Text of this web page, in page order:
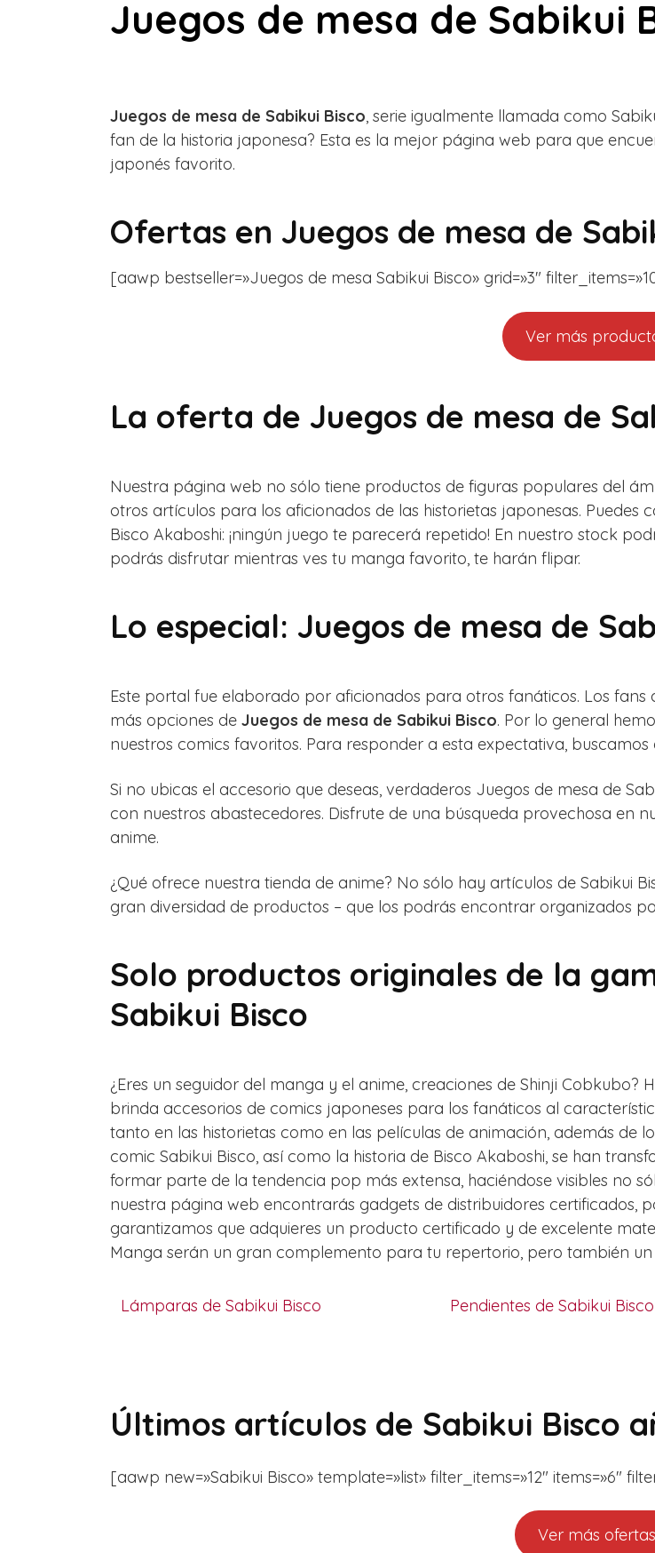
Juegos de mesa de Sabikui
Juegos de mesa de Sabikui Bisco, serie igualmente llamada como
fan de la historia japonesa? Esta es la mejor página web para que
japonés favorito.
Ofertas en Juegos de mesa de
[aawp bestseller=»Juegos de mesa Sabikui Bisco» grid=»3″
Ver más
La oferta de Juegos de mesa de
Nuestra página web no sólo tiene productos de figuras populares del
otros artículos para los aficionados de las historietas japonesas. Puedes
Bisco Akaboshi: ¡ningún juego te parecerá repetido! En nuestro stock
podrás disfrutar mientras ves tu manga favorito, te harán flipar.
Lo especial: Juegos de mesa de
Este portal fue elaborado por aficionados para otros fanáticos. Los
más opciones de Juegos de mesa de Sabikui Bisco. Por lo general
nuestros comics favoritos. Para responder a esta expectativa,
Si no ubicas el accesorio que deseas, verdaderos Juegos de mesa de
con nuestros abastecedores. Disfrute de una búsqueda provechosa en
anime.
¿Qué ofrece nuestra tienda de anime? No sólo hay artículos de Sabikui
gran diversidad de productos – que los podrás encontrar organizados
Solo productos originales de la
Sabikui Bisco
¿Eres un seguidor del manga y el anime, creaciones de Shinji
brinda accesorios de comics japoneses para los fanáticos al
tanto en las historietas como en las películas de animación, además de
comic Sabikui Bisco, así como la historia de Bisco Akaboshi, se han
formar parte de la tendencia pop más extensa, haciéndose visibles no
nuestra página web encontrarás gadgets de distribuidores certificados,
garantizamos que adquieres un producto certificado y de excelente
Manga serán un gran complemento para tu repertorio, pero también
Lámparas de Sabikui Bisco Pendientes de Sabikui Bisco
Últimos artículos de Sabikui Bisco
[aawp new=»Sabikui Bisco» template=»list» filter_items=»12″ items=»6″
Ver más ofertas